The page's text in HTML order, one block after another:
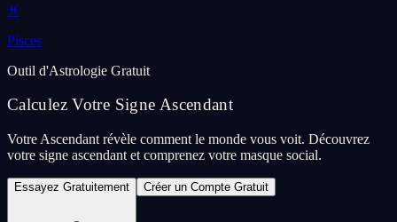
♓
Pisces
Outil d'Astrologie Gratuit
Calculez Votre Signe Ascendant
Votre Ascendant révèle comment le monde vous voit. Découvrez
votre signe ascendant et comprenez votre masque social.
Essayez Gratuitement Créer un Compte Gratuit